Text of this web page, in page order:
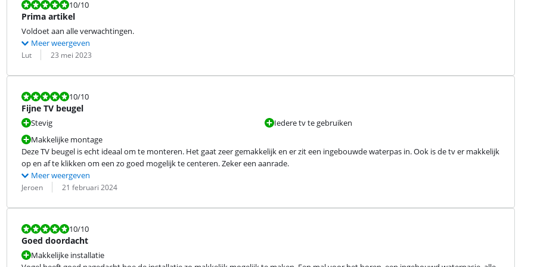
Beoordeling is 10 van de 10.
10/10
Prima artikel
Voldoet aan alle verwachtingen.
Meer weergeven
Beoordeling door:
Lut
Datum: 23 mei 2023
Beoordeling is 10 van de 10.
10/10
Fijne TV beugel
Stevig
Makkelijke montage
Iedere tv te gebruiken
Deze TV beugel is echt ideaal om te monteren. Het gaat zeer gemakkelijk en er zit een ingebouwde waterpas in. Ook is de tv er makkelijk
op en af te klikken om een zo goed mogelijk te centeren. Zeker een aanrade.
Meer weergeven
Beoordeling door:
Jeroen
Datum: 21 februari 2024
Beoordeling is 10 van de 10.
10/10
Goed doordacht
Makkelijke installatie